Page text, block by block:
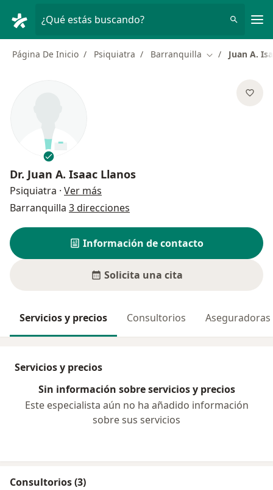
¿Qué estás buscando?
Página De Inicio Psiquiatra Barranquilla Cambiar de
Juan A.
Dr. Juan A. Isaac Llanos
Psiquiatra · Ver más
Barranquilla 3 direcciones
Información de contacto
Solicita una cita
Servicios y precios Consultorios Aseguradoras
Servicios y precios
Sin información sobre servicios y precios
Este especialista aún no ha añadido información
sobre sus servicios
Consultorios (3)